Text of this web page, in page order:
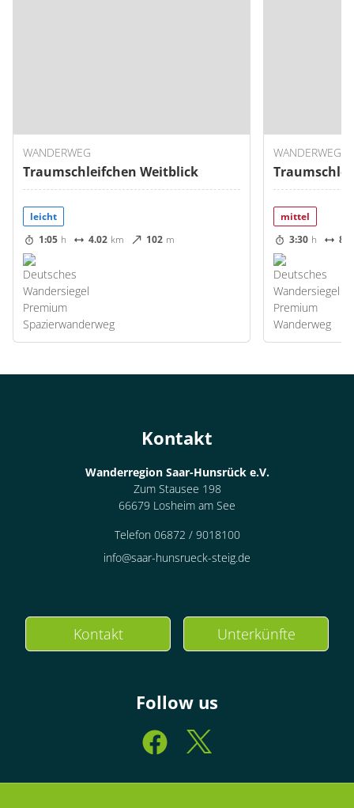
WANDERWEG
Traumschleifchen Weitblick
leicht
1:05 h 4.02 km 102 m
WANDERWEG
mittel
3:30 h
Kontakt
Wanderregion Saar-Hunsrück e.V.
Zum Stausee 198
66679 Losheim am See
Telefon 06872 / 9018100
info@saar-hunsrueck-steig.de
Kontakt Unterkünfte
Follow us